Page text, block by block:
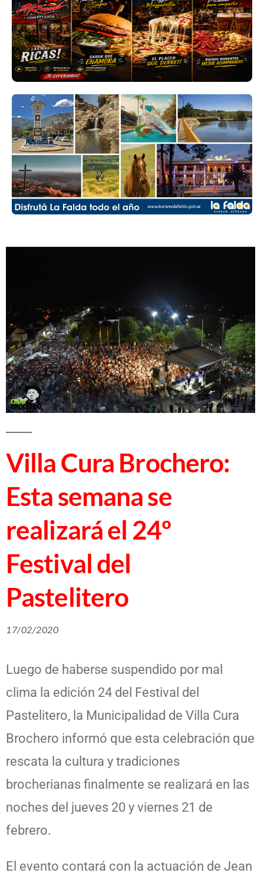
Villa Cura Brochero:
Esta semana se
realizará el 24º
Festival del
Pastelitero
17/02/2020
Luego de haberse suspendido por mal
clima la edición 24 del Festival del
Pastelitero, la Municipalidad de Villa Cura
Brochero informó que esta celebración que
rescata la cultura y tradiciones
brocherianas finalmente se realizará en las
noches del jueves 20 y viernes 21 de
febrero.
El evento contará con la actuación de Jean